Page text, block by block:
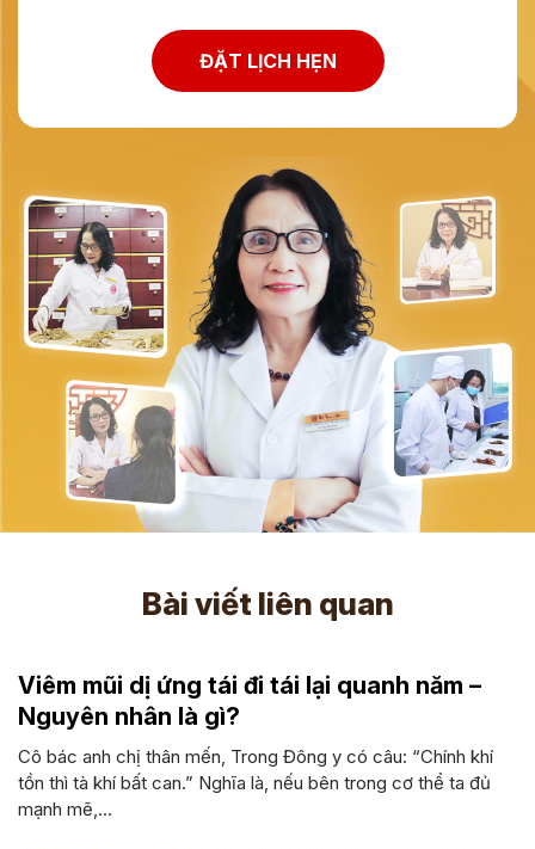
ĐẶT LỊCH HẸN
Bài viết liên quan
Viêm mũi dị ứng tái đi tái lại quanh năm –
Nguyên nhân là gì?
Cô bác anh chị thân mến, Trong Đông y có câu: “Chính khí
tồn thì tà khí bất can.” Nghĩa là, nếu bên trong cơ thể ta đủ
mạnh mẽ,...